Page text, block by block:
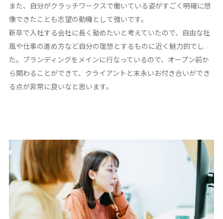
また、自分がクラッチワークスで働いている姿がすごく明確に想
像できたことも志望の動機として強いです。
新卒で入社する会社に長く勤めたいと考えていたので、自由な社
風や仕事の進め方など自分の理想とするものに近く魅力的でし
た。ブランディングをメインに行なっているので、オープン前か
ら関わることができて、クライアントと末永いお付き合いができ
る点が非常に良いなと思います。